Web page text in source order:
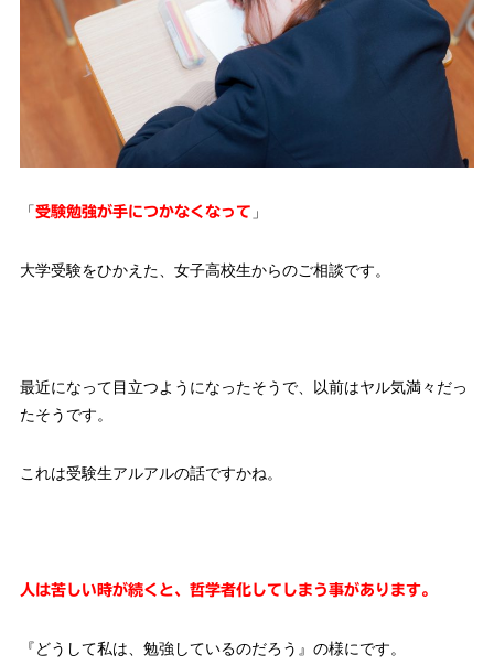
「受験勉強が手につかなくなって 」
大学受験をひかえた、女子高校生からのご相談です。
最近になって目立つようになったそうで、以前はヤル気満々だっ
たそうです。
これは受験生アルアルの話ですかね。
人は苦しい時が続くと、哲学者化してしまう事があります。
『どうして私は、勉強しているのだろう』の様にです。